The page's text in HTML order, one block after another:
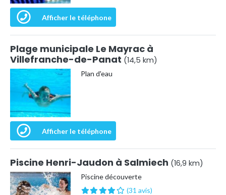
Afficher le téléphone
Plage municipale Le Mayrac à
Villefranche-de-Panat (14,5 km)
Plan d'eau
Afficher le téléphone
Piscine Henri-Jaudon à Salmiech (16,9 km)
Piscine découverte
(31 avis)